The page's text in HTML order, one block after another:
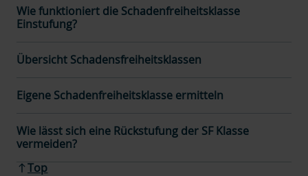
Wie funktioniert die Schadenfreiheitsklasse
Einstufung?
Übersicht Schadensfreiheitsklassen
Eigene Schadenfreiheitsklasse ermitteln
Wie lässt sich eine Rückstufung der SF Klasse
vermeiden?
Top